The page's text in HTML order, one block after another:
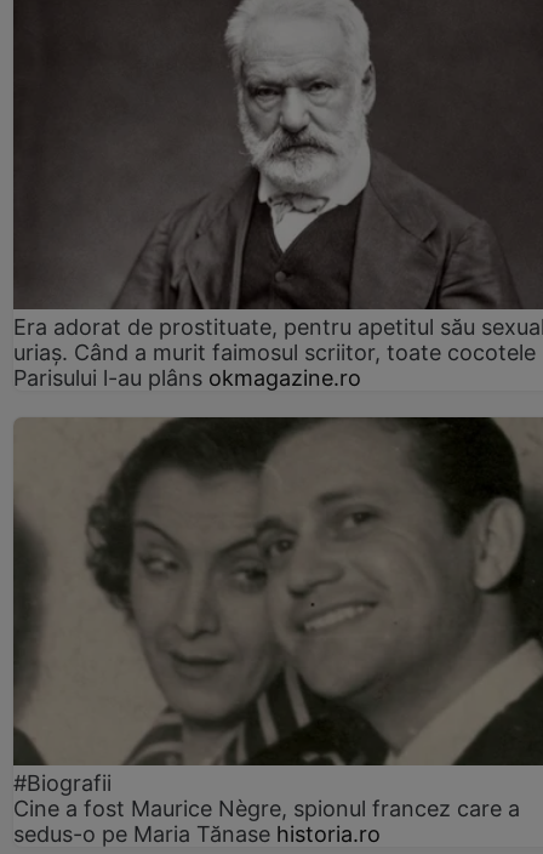
Era adorat de prostituate, pentru apetitul său
uriaș. Când a murit faimosul scriitor, toate cocotele
Parisului l-au plâns okmagazine.ro
#Biografii
Cine a fost Maurice Nègre, spionul francez care a
sedus-o pe Maria Tănase historia.ro